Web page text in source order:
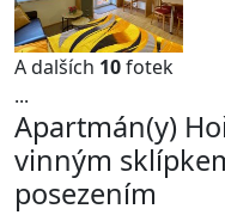
A dalších 10fotek
...
Apartmán(y)
vinným
posezením